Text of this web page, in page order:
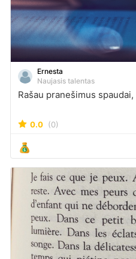
Ernesta
Naujasis talentas
Rašau pranešimus
0.0 (0)